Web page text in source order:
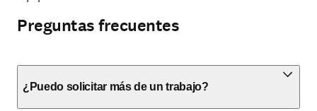
Preguntas frecuentes
¿Puedo solicitar más de un trabajo?